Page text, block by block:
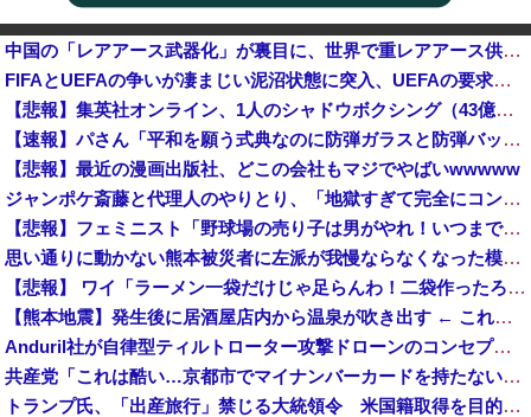
中国の「レアアース武器化」が裏目に、世界で重レアアース供給網の構築が加速－米メディア [8/6]
FIFAとUEFAの争いが凄まじい泥沼状態に突入、UEFAの要求を呑んだFIFAだったがUEFA側は強硬姿勢を崩さず……
【悲報】集英社オンライン、1人のシャドウボクシング（43億注文）によって長期間業務を妨害され続けていた模様・・・
【速報】パさん「平和を願う式典なのに防弾ガラスと防弾バッグSP」安倍元首相の悲劇や石破前首相も同環境だったことは忘れる
【悲報】最近の漫画出版社、どこの会社もマジでやばいwwwww
ジャンポケ斎藤と代理人のやりとり、「地獄すぎて完全にコントになってる……」と衝撃を受ける人が続出中
【悲報】フェミニスト「野球場の売り子は男がやれ！いつまで女性を奴隷扱いする気だ」
思い通りに動かない熊本被災者に左派が我慢ならなくなった模様、避難所で苦しむ被災者に対して……
【悲報】 ワイ「ラーメン一袋だけじゃ足らんわ！二袋作ったろ！」→結果ｗｗｗ
【熊本地震】発生後に居酒屋店内から温泉が吹き出す ← これ前触れじゃね？
Anduril社が自律型ティルトローター攻撃ドローンのコンセプトで衝撃を与える！
共産党「これは酷い…京都市でマイナンバーカードを持たない29万人がポイント給付事業から排除された」
トランプ氏、「出産旅行」禁じる大統領令 米国籍取得を目的とした中国人らの渡米を問題視